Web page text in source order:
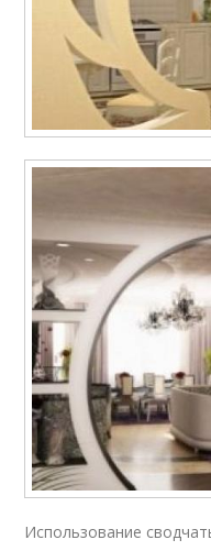
Использование